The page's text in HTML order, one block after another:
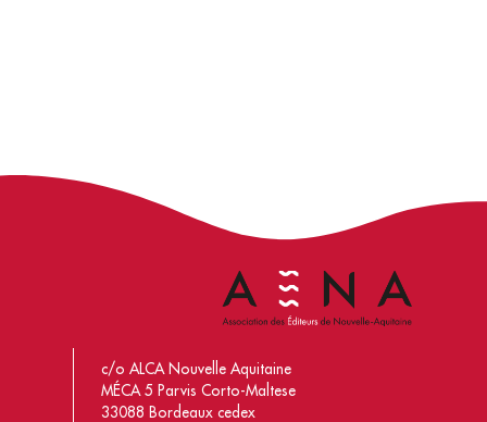
c/o ALCA Nouvelle Aquitaine
MÉCA 5 Parvis Corto-Maltese
33088 Bordeaux cedex